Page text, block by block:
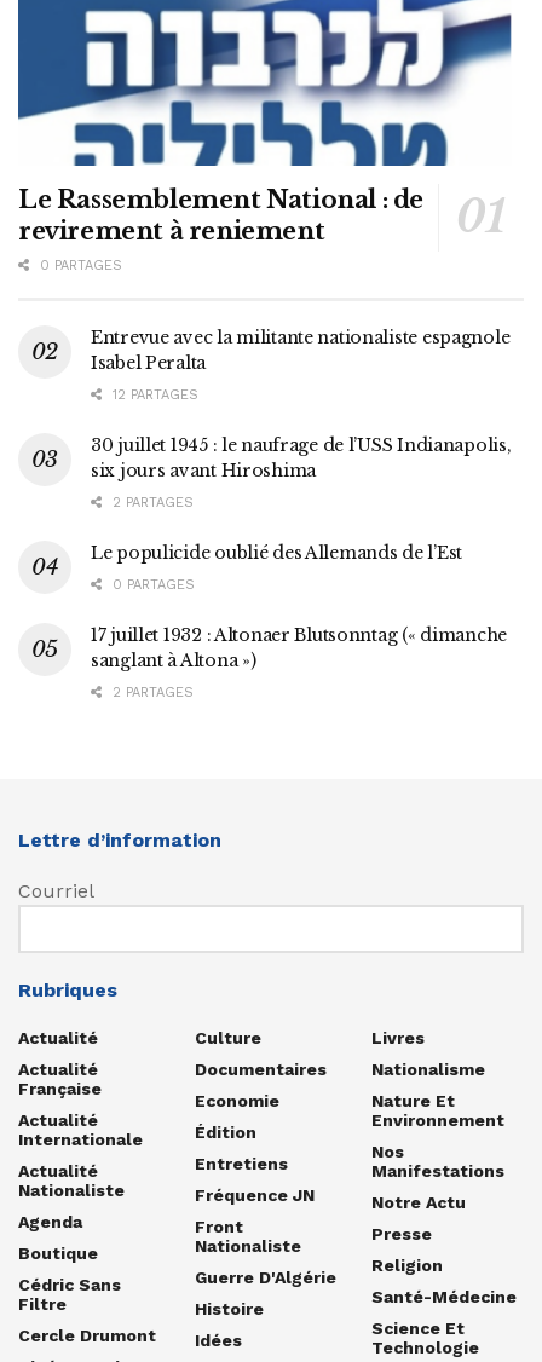
Le Rassemblement National : de
revirement à reniement
0 PARTAGES
Entrevue avec la militante nationaliste espagnole
Isabel Peralta
12 PARTAGES
30 juillet 1945 : le naufrage de l’USS Indianapolis,
six jours avant Hiroshima
2 PARTAGES
Le populicide oublié des Allemands de l’Est
0 PARTAGES
17 juillet 1932 : Altonaer Blutsonntag (« dimanche
sanglant à Altona »)
2 PARTAGES
Lettre d’information
Courriel
Rubriques
Actualité
Actualité
Française
Actualité
Internationale
Actualité
Nationaliste
Agenda
Boutique
Cédric Sans
Filtre
Cercle Drumont
Culture
Documentaires
Economie
Édition
Entretiens
Fréquence JN
Front
Nationaliste
Guerre D'Algérie
Histoire
Idées
Livres
Nationalisme
Nature Et
Environnement
Nos
Manifestations
Notre Actu
Presse
Religion
Santé-Médecine
Science Et
Technologie